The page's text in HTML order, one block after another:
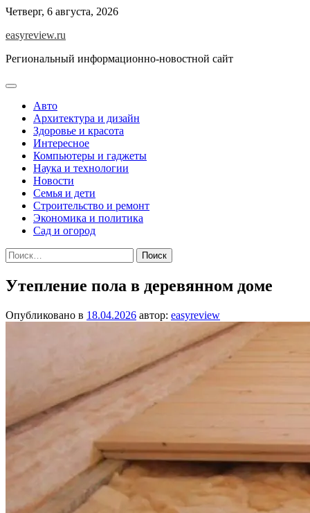
Перейти
содержимому
Четверг, 6 августа, 2026
easyreview.ru
Региональный информационно-новостной сайт
Авто
Архитектура и дизайн
Здоровье и красота
Интересное
Компьютеры и гаджеты
Наука и технологии
Новости
Семья и дети
Строительство и ремонт
Экономика и политика
Сад и огород
Найти:
Утепление пола в деревянном доме
Опубликовано в 18.04.2026 автор: easyreview